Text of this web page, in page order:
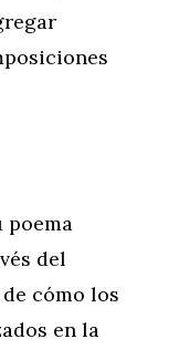
poema
del
cómo los
en la